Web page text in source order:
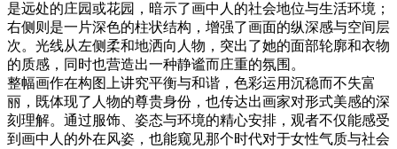
是远处的庄园或花园，暗示了画中人的社会地位与生活环境；
右侧则是一片深色的柱状结构，增强了画面的纵深感与空间层
次。光线从左侧柔和地洒向人物，突出了她的面部轮廓和衣物
的质感，同时也营造出一种静谧而庄重的氛围。
整幅画作在构图上讲究平衡与和谐，色彩运用沉稳而不失富
丽，既体现了人物的尊贵身份，也传达出画家对形式美感的深
刻理解。通过服饰、姿态与环境的精心安排，观者不仅能感受
到画中人的外在风姿，也能窥见那个时代对于女性气质与社会